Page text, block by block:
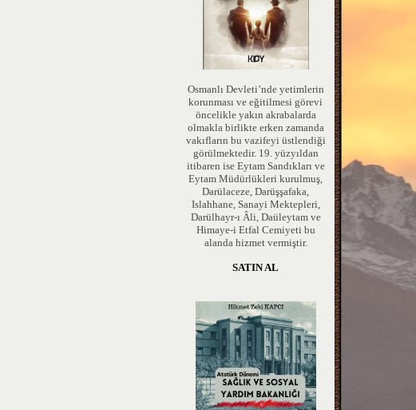
Osmanlı Devleti’nde yetimlerin
korunması ve eğitilmesi görevi
öncelikle yakın akrabalarda
olmakla birlikte erken zamanda
vakıfların bu vazifeyi üstlendiği
görülmektedir. 19. yüzyıldan
itibaren ise Eytam Sandıkları ve
Eytam Müdürlükleri kurulmuş,
Darülaceze, Darüşşafaka,
Islahhane, Sanayi Mektepleri,
Darülhayr-ı Âli, Daüleytam ve
Himaye-i Etfal Cemiyeti bu
alanda hizmet vermiştir.
SATIN AL